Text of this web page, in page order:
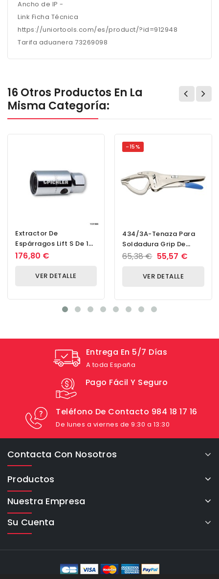
Ancho de IP -
Link Ficha Técnica
https://uniortools.com/es/product/?id=912948
Tarifa aduanera 73269098
16 Otros Productos En La
Misma Categoría:
Extractor De
Espárragos Lift S De 18
Mm De Accionamiento
176,80 €
VER DETALLE
-15%
434/3A-Tenaza Para
Soldadura Grip De
Cuatro Posiciones De
65,38 € 55,57 €
VER DETALLE
Entrega En 5/7 Días
A toda España
Pago Fácil Y Seguro
Teléfono De Contacto 984 18 17 16
De lunes a viernes de 9:30 a 13:30
Contacta Con Nosotros
Productos
Nuestra Empresa
Su Cuenta